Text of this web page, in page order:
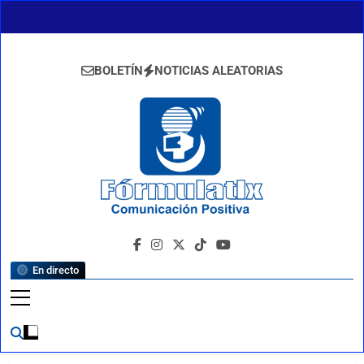
BOLETÍN NOTICIAS ALEATORIAS
En directo
FormulaTlx
Comunicación Positiva